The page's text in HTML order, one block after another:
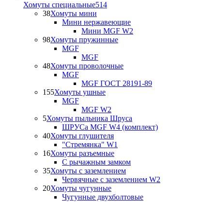
Хомуты специальные514
38Хомуты мини
Мини нержавеющие
Мини MGF W2
98Хомуты пружинные
MGF
MGF
48Хомуты проволочные
MGF
MGF ГОСТ 28191-89
155Хомуты ушные
MGF
MGF W2
5Хомуты пыльника Шруса
ШРУСа MGF W4 (комплект)
40Хомуты глушителя
"Стремянка" W1
16Хомуты разъемные
С рычажным замком
35Хомуты с заземлением
Червячные с заземлением W2
20Хомуты чугунные
Чугунные двухболтовые